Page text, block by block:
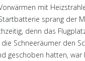
mit
sprang der
denn das
Schneeräumer den
geschoben hatten,